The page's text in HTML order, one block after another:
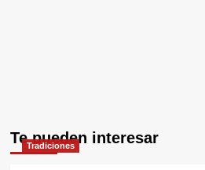
Te pueden interesar
Tradiciones